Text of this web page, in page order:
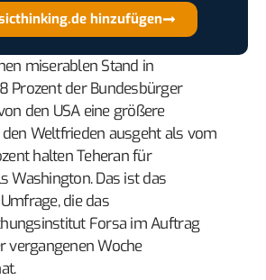
hinzufügen
miserablen Stand in
Prozent der Bundesbürger
den USA eine größere
Weltfrieden ausgeht als vom
halten Teheran für
Washington. Das ist das
die das
Forsa im Auftrag
vergangenen Woche